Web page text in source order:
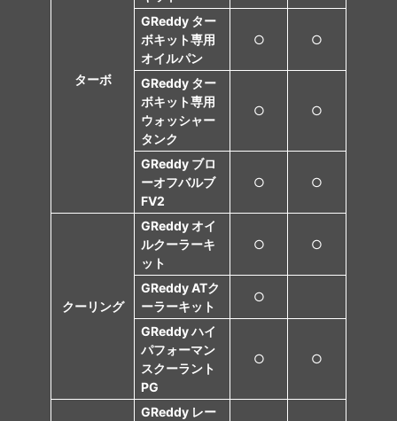
ターボ
GReddy ター
ボキット専用
オイルパン
○ ○
GReddy ター
ボキット専用
ウォッシャー
タンク
○ ○
GReddy ブロ
ーオフバルブ
FV2
○ ○
クーリング
GReddy オイ
ルクーラーキ
ット
○ ○
GReddy ATク
ーラーキット
○
GReddy ハイ
パフォーマン
スクーラント
PG
○ ○
GReddy レー